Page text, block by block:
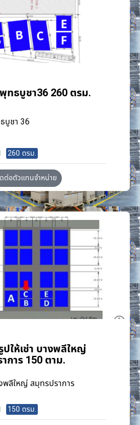
พุทธบูชา36 260 ตรม.
บูชา 36
260 ตรม.
ต่อตัวแทนจำหน่าย
ปให้เช่า บางพลีใหญ่
การ 150 ตาม.
พลีใหญ่ สมุทรปราการ
150 ตรม.